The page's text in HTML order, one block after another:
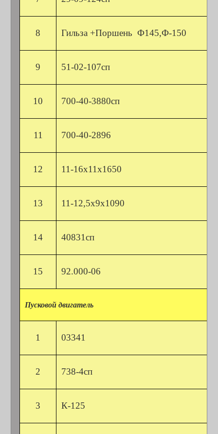
8 Гильза +Поршень Ф145,Ф-150
9 51-02-107сп
10 700-40-3880сп
11 700-40-2896
12 11-16х11х1650
13 11-12,5х9х1090
14 40831сп
15 92.000-06
Пусковой двигатель
1 03341
2 738-4сп
3 К-125